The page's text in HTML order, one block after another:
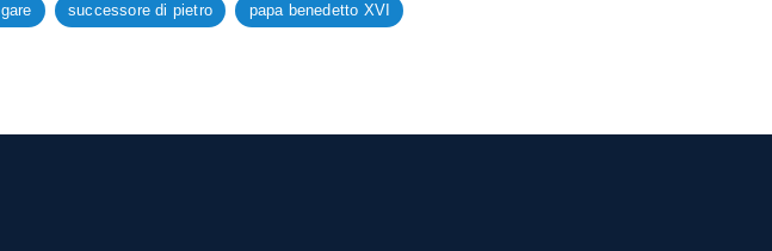
successore di pietro papa benedetto XVI